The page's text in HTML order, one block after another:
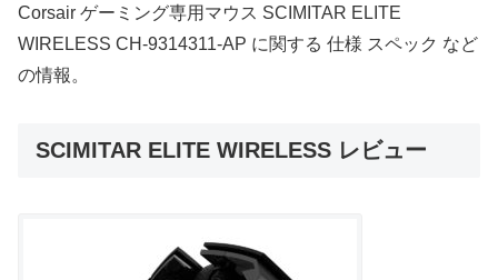
Corsair ゲーミング専用マウス SCIMITAR ELITE
WIRELESS CH-9314311-AP に関する 仕様 スペック など
の情報。
SCIMITAR ELITE WIRELESS レビュー